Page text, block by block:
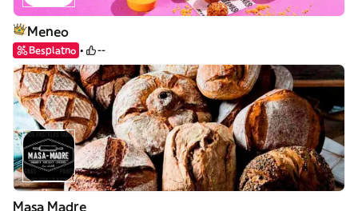
Meneo
Besplatno --
Masa Madre